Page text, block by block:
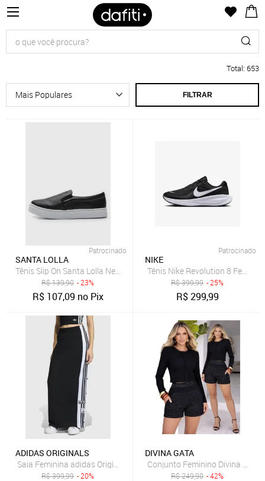
Total: 653
FILTRAR
Patrocinado
SANTA LOLLA
Tênis Slip On Santa Lolla New Preto
R$139,90 - 23%
R$ 107,09 no Pix
Patrocinado
NIKE
Tênis Nike Revolution 8
R$399,99 - 25%
R$299,99
ADIDAS ORIGINALS
Saia Feminina adidas Originals Adibreak SK Preta
R$399,99 - 20%
DIVINA GATA
R$249,90 - 42%